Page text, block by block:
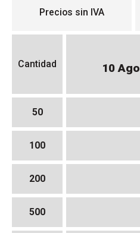
Precios sin IVA
Cantidad 10 Ago
50
100
200
500